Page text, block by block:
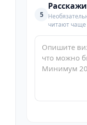
5
читают чаще